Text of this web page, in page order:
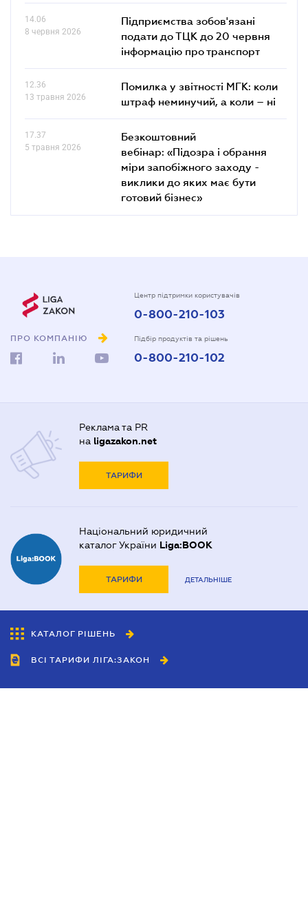
14.06
8 червня 2026
Підприємства зобов'язані
подати до ТЦК до 20 червня
інформацію про транспорт
12.36
13 травня 2026
Помилка у звітності МГК: коли
штраф неминучий, а коли – ні
17.37
5 травня 2026
Безкоштовний
вебінар: «Підозра і обрання
міри запобіжного заходу -
виклики до яких має бути
готовий бізнес»
ПРО КОМПАНІЮ
Центр підтримки користувачів
0-800-210-103
Підбір продуктів та рішень
0-800-210-102
Реклама та PR
на ligazakon.net
ТАРИФИ
Національний юридичний
каталог України Liga:BOOK
ТАРИФИ ДЕТАЛЬНІШЕ
КАТАЛОГ РІШЕНЬ
ВСІ ТАРИФИ ЛІГА:ЗАКОН